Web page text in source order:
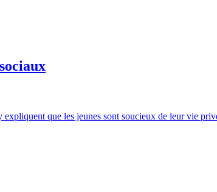
que les jeunes sont soucieux de leur vie